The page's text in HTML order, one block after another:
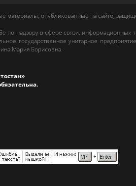
материалы, опубликованные на сайте,
по надзору в сфере связи,
государственное унитарное
Мария Борисовна.